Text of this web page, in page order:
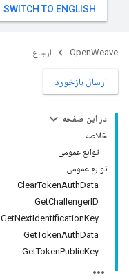
OpenWeave ارجاع
ارسال بازخورد
در این صفحه
خلاصه
توابع عمومی
توابع عمومی
ClearTokenAuthData
GetChallengerID
GetNextIdentificationKey
GetTokenAuthData
GetTokenPublicKey